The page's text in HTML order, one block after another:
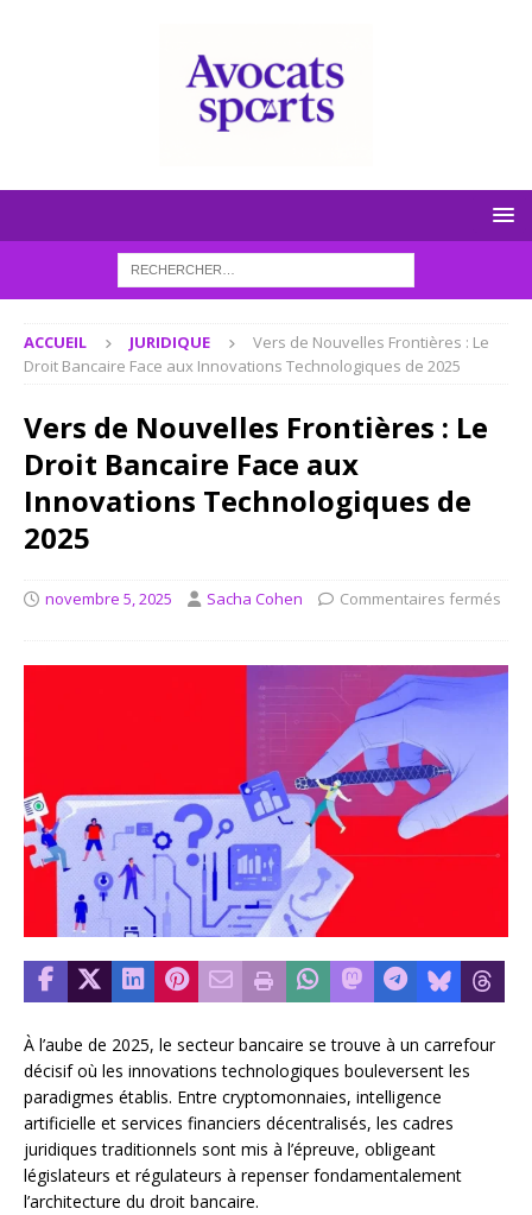
ACCUEIL JURIDIQUE
Vers de Nouvelles Frontières : Le
Droit Bancaire Face aux Innovations Technologiques de 2025
Vers de Nouvelles Frontières : Le
Droit Bancaire Face aux
Innovations Technologiques de
2025
novembre 5, 2025 Sacha Cohen Commentaires fermés
À l’aube de 2025, le secteur bancaire se trouve à un carrefour
décisif où les innovations technologiques bouleversent les
paradigmes établis. Entre cryptomonnaies, intelligence
artificielle et services financiers décentralisés, les cadres
juridiques traditionnels sont mis à l’épreuve, obligeant
législateurs et régulateurs à repenser fondamentalement
l’architecture du droit bancaire.